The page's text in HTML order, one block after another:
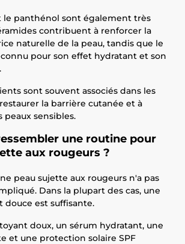
le panthénol sont également très
contribuent à renforcer la
naturelle de la peau, tandis que le
pour son effet hydratant et son
sont souvent associés dans les
la barrière cutanée et à
peaux sensibles.
une routine pour
aux rougeurs ?
peau sujette aux rougeurs n'a pas
Dans la plupart des cas, une
douce est suffisante.
doux, un sérum hydratant, une
et une protection solaire SPF